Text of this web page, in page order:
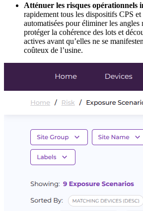
Atténuer les risques opérationnels
rapidement tous les dispositifs CPS
automatisées pour éliminer les angles
protéger la cohérence des lots et
actives avant qu’elles ne se
coûteux de l’usine.